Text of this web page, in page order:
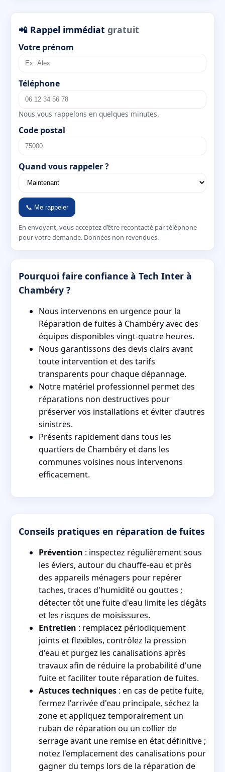
📲 Rappel immédiat gratuit
Votre prénom
Téléphone
Nous vous rappelons en quelques minutes.
Code postal
Quand vous rappeler ?
📞 Me rappeler
En envoyant, vous acceptez d’être recontacté par téléphone
pour votre demande. Données non revendues.
Pourquoi faire confiance à Tech Inter à
Chambéry ?
Nous intervenons en urgence pour la
Réparation de fuites à Chambéry avec des
équipes disponibles vingt-quatre heures.
Nous garantissons des devis clairs avant
toute intervention et des tarifs
transparents pour chaque dépannage.
Notre matériel professionnel permet des
réparations non destructives pour
préserver vos installations et éviter d’autres
sinistres.
Présents rapidement dans tous les
quartiers de Chambéry et dans les
communes voisines nous intervenons
efficacement.
Conseils pratiques en réparation de fuites
Prévention : inspectez régulièrement sous
les éviers, autour du chauffe-eau et près
des appareils ménagers pour repérer
taches, traces d'humidité ou gouttes ;
détecter tôt une fuite d'eau limite les dégâts
et les risques de moisissures.
Entretien : remplacez périodiquement
joints et flexibles, contrôlez la pression
d'eau et purgez les canalisations après
travaux afin de réduire la probabilité d'une
fuite et faciliter toute réparation de fuites.
Astuces techniques : en cas de petite fuite,
fermez l'arrivée d'eau principale, séchez la
zone et appliquez temporairement un
ruban de réparation ou un collier de
serrage avant une remise en état définitive ;
notez l'emplacement des canalisations pour
gagner du temps lors de la réparation de